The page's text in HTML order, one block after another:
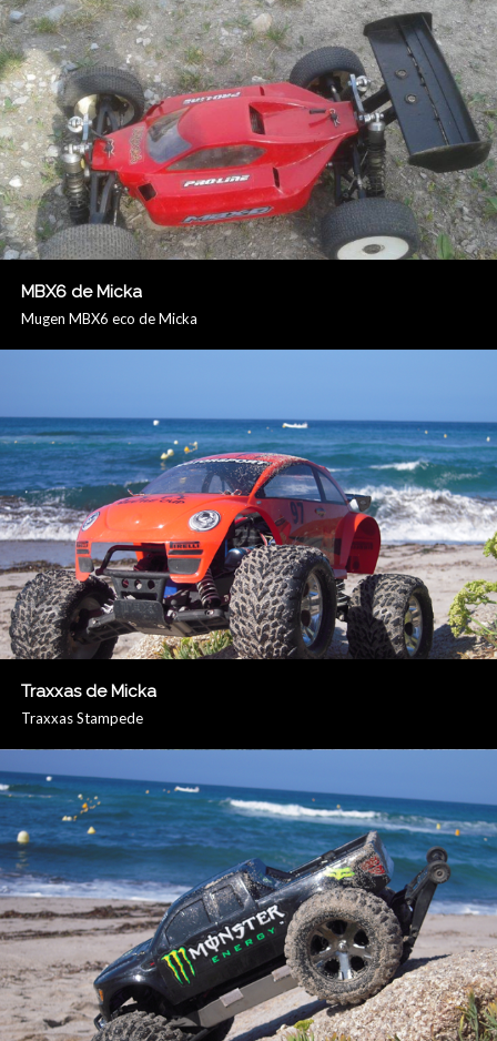
MBX6 de Micka
Mugen MBX6 eco de Micka
Traxxas de Micka
Traxxas Stampede